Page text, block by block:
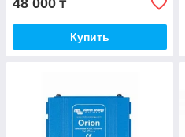
48 000 ₸
Купить